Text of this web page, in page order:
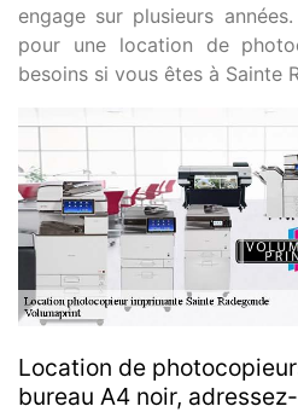
engage sur plusieurs
pour une location de
besoins si vous êtes à Sainte
Location de
bureau A4 noir,